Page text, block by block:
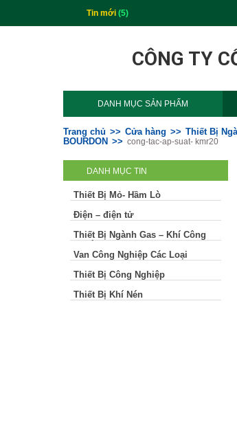
Tin mới (5)
CÔNG TY
DANH MỤC SẢN PHẨM
Trang chủ Cửa hàng Thiết Bị
BOURDON
cong-tac-ap-suat- kmr20
DANH MỤC TIN
Thiết Bị Mỏ- Hầm Lò
Điện – điện tử
Thiết Bị Ngành Gas – Khí Công
Van Công Nghiệp Các Loại
Thiết Bị Công Nghiệp
Thiết Bị Khí Nén